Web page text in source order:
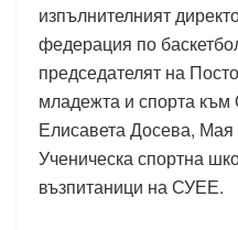
изпълнителният
федерация по
председателят на
младежта и спорта
Елисавета Досева,
Ученическа спортна
възпитаници на СУЕЕ.